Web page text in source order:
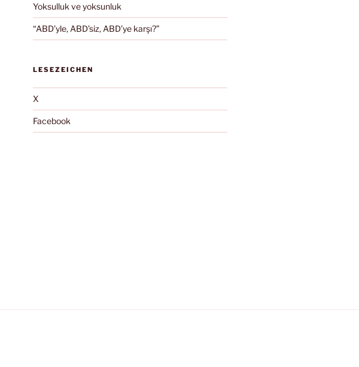
Yoksulluk ve yoksunluk
“ABD’yle, ABD’siz, ABD’ye karşı?”
LESEZEICHEN
X
Facebook